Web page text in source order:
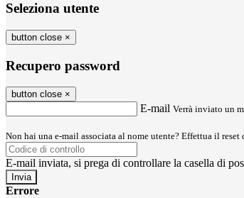
Seleziona utente
button close ×
Recupero password
button close ×
E-mail Verrà inviato un
Non hai una e-mail associata al nome utente? Effettua il reset
E-mail inviata, si prega di controllare la casella di
Errore